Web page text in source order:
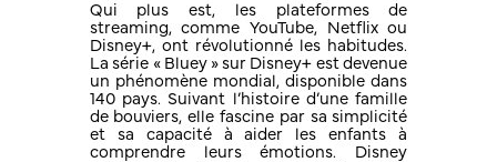
Qui plus est, les plateformes de
streaming, comme YouTube, Netflix ou
Disney+, ont révolutionné les habitudes.
La série « Bluey » sur Disney+ est devenue
un phénomène mondial, disponible dans
140 pays. Suivant l’histoire d’une famille
de bouviers, elle fascine par sa simplicité
et sa capacité à aider les enfants à
comprendre leurs émotions. Disney